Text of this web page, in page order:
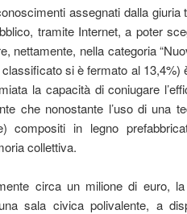
assegnati dalla
tramite Internet, a poter
nettamente, nella categoria
si è fermato al
la capacità di coniugare
che nonostante l’uso di
compositi in legno
collettiva.
circa un milione di euro,
sala civica polivalente, a